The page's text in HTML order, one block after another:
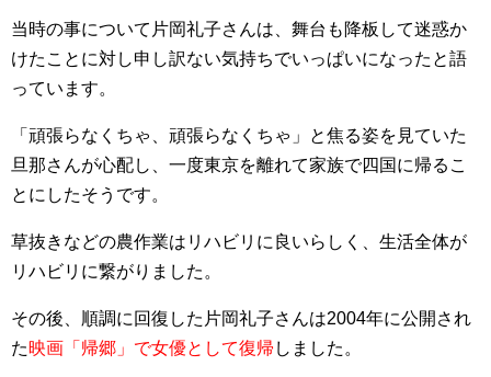
当時の事について片岡礼子さんは、舞台も降板して迷惑か
けたことに対し申し訳ない気持ちでいっぱいになったと語
っています。
「頑張らなくちゃ、頑張らなくちゃ」と焦る姿を見ていた
旦那さんが心配し、一度東京を離れて家族で四国に帰るこ
とにしたそうです。
草抜きなどの農作業はリハビリに良いらしく、生活全体が
リハビリに繋がりました。
その後、順調に回復した片岡礼子さんは2004年に公開され
た映画「帰郷」で女優として復帰 しました。